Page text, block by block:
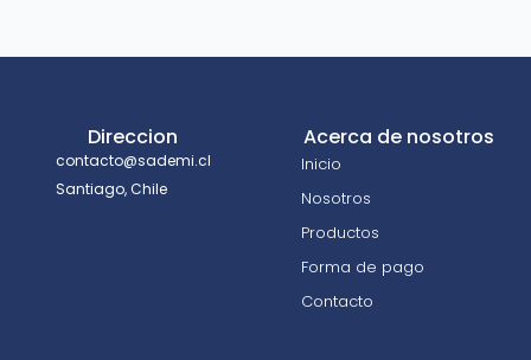
Direccion
contacto@sademi.cl
Santiago, Chile
Acerca de nosotros
Inicio
Nosotros
Productos
Forma de pago
Contacto